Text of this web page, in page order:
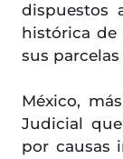
dispuestos
histórica de
sus
México,
Judicial
por causas